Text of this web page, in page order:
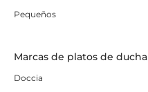
Pequeños
Marcas de platos de ducha
Doccia